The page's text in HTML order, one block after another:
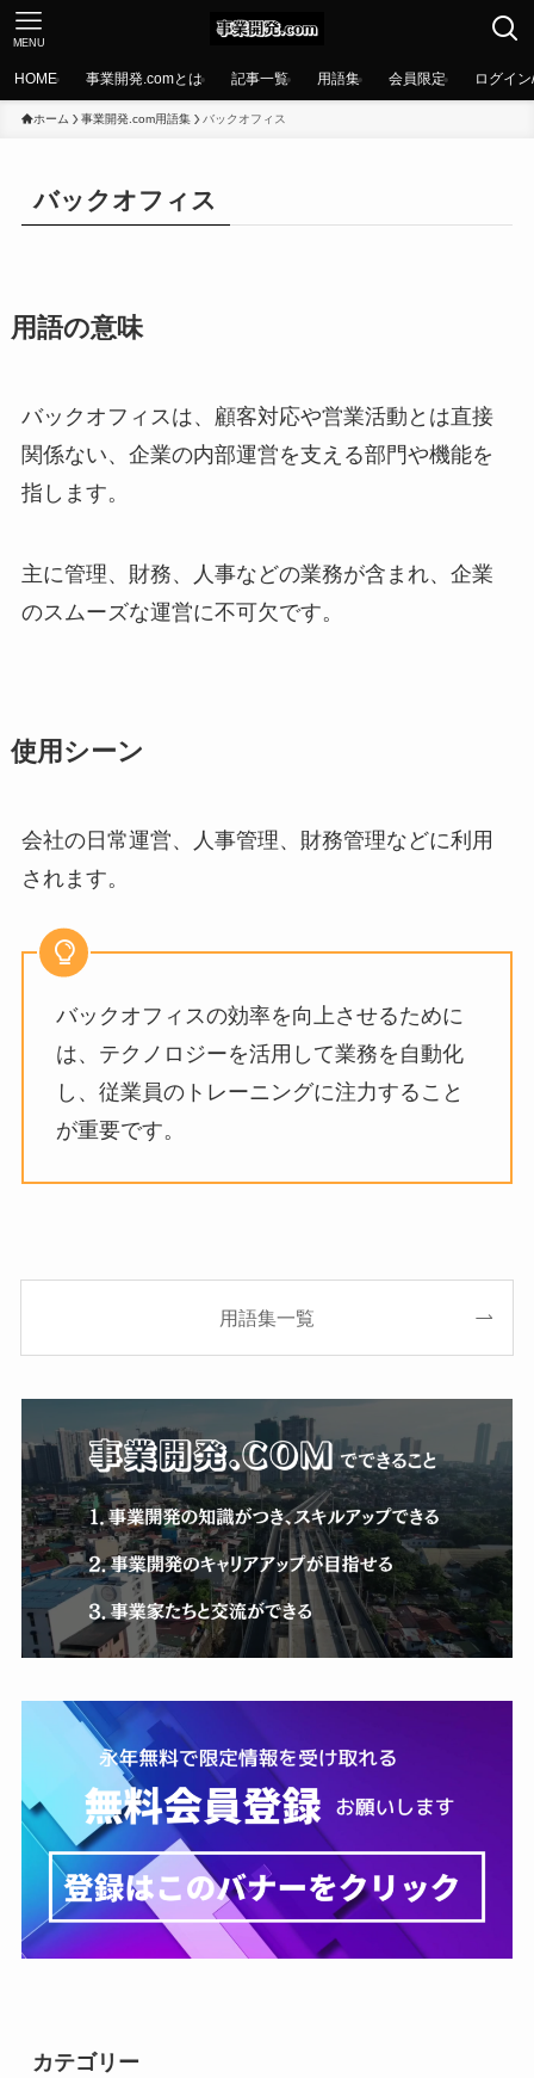
MENU
HOME 事業開発.comとは 記事一覧 用語集 会員限定 ログイ
ホーム 事業開発.com用語集 バックオフィス
バックオフィス
用語の意味
バックオフィスは、顧客対応や営業活動とは直接
関係ない、企業の内部運営を支える部門や機能を
指します。
主に管理、財務、人事などの業務が含まれ、企業
のスムーズな運営に不可欠です。
使用シーン
会社の日常運営、人事管理、財務管理などに利用
されます。
バックオフィスの効率を向上させるために
は、テクノロジーを活用して業務を自動化
し、従業員のトレーニングに注力すること
が重要です。
用語集一覧
カテゴリー